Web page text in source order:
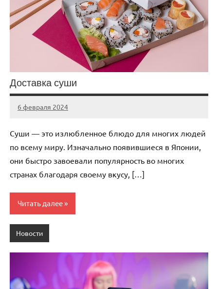
Доставка суши
6 февраля 2024
Avtor
Нет
Суши — это излюбленное блюдо для многих людей
по всему миру. Изначально появившиеся в Японии,
они быстро завоевали популярность во многих
странах благодаря своему вкусу, […]
Читать далее
Новости